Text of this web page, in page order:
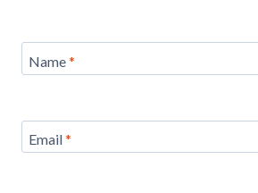
Name*
Email*